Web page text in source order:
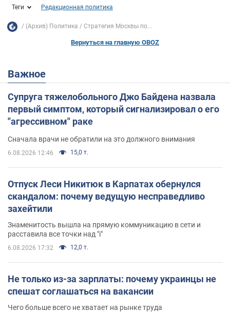
Теги Редакционная политика
(Архив) Политика Стратегия Москвы по...
Вернуться на главную OBOZ
Важное
Супруга тяжелобольного Джо Байдена назвала
первый симптом, который сигнализировал о его
"агрессивном" раке
Сначала врачи не обратили на это должного внимания
6.08.2026 12:46 15,0 т.
Отпуск Леси Никитюк в Карпатах обернулся
скандалом: почему ведущую несправедливо
захейтили
Знаменитость вышла на прямую коммуникацию в сети и
расставила все точки над "i"
6.08.2026 17:32 12,0 т.
Не только из-за зарплаты: почему украинцы не
спешат соглашаться на вакансии
Чего больше всего не хватает на рынке труда